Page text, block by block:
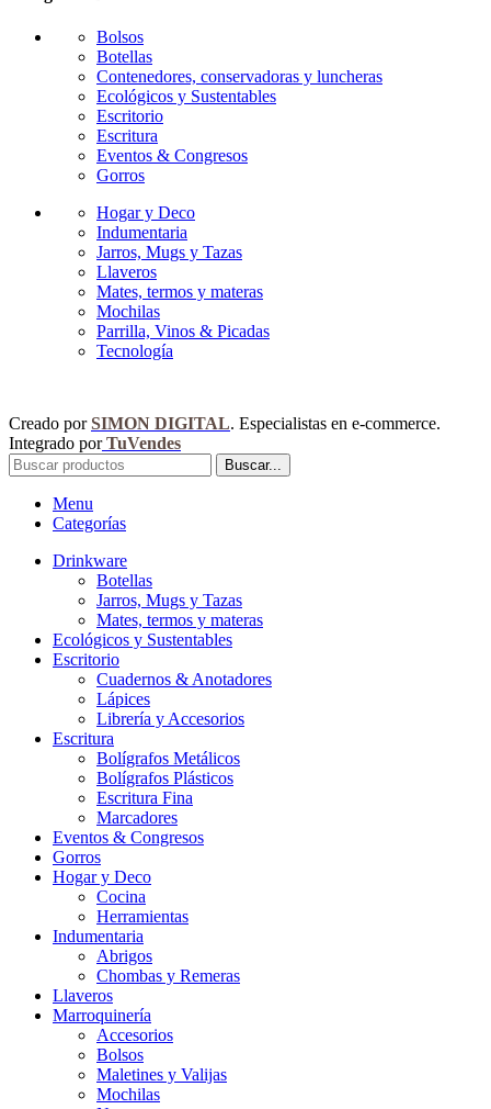
Bolsos
Botellas
Contenedores, conservadoras y luncheras
Ecológicos y Sustentables
Escritorio
Escritura
Eventos & Congresos
Gorros
Hogar y Deco
Indumentaria
Jarros, Mugs y Tazas
Llaveros
Mates, termos y materas
Mochilas
Parrilla, Vinos & Picadas
Tecnología
Creado porSIMON DIGITAL. Especialistas en e-commerce.
Integrado porTuVendes
Buscar...
Menu
Categorías
Drinkware
Botellas
Jarros, Mugs y Tazas
Mates, termos y materas
Ecológicos y Sustentables
Escritorio
Cuadernos & Anotadores
Lápices
Librería y Accesorios
Escritura
Bolígrafos Metálicos
Bolígrafos Plásticos
Escritura Fina
Marcadores
Eventos & Congresos
Gorros
Hogar y Deco
Cocina
Herramientas
Indumentaria
Abrigos
Chombas y Remeras
Llaveros
Marroquinería
Accesorios
Bolsos
Maletines y Valijas
Mochilas